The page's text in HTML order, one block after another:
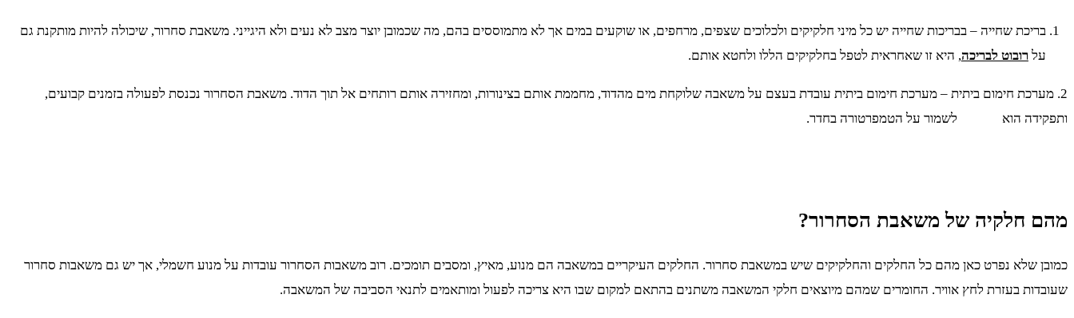
בריכת שחייה – בבריכות שחייה יש כל מיני חלקיקים ולכלוכים שצפים, מרחפים, או שוקעים במים אך לא מתמוססים בהם, מה שכמובן יוצר מצב לא נעים ולא היגייני. משאבת סחרור, שיכולה להיות מותקנת גם
על רובוט לבריכה, היא זו שאחראית לטפל בחלקיקים הללו ולחטא אותם.
2. מערכת חימום ביתית – מערכת חימום ביתית עובדת בעצם על משאבה שלוקחת מים מהדוד, מחממת אותם בצינורות, ומחזירה אותם רותחים אל תוך הדוד. משאבת הסחרור נכנסת לפעולה בזמנים קבועים,
ותפקידה הוא לשמור על הטמפרטורה בחדר.
מהם חלקיה של משאבת הסחרור?
כמובן שלא נפרט כאן מהם כל החלקים והחלקיקים שיש במשאבת סחרור. החלקים העיקריים במשאבה הם מנוע, מאיץ, ומסבים תומכים. רוב משאבות הסחרור עובדות על מנוע חשמלי, אך יש גם משאבות סחרור
שעובדות בעזרת לחץ אוויר. החומרים שמהם מיוצאים חלקי המשאבה משתנים בהתאם למקום שבו היא צריכה לפעול ומותאמים לתנאי הסביבה של המשאבה.